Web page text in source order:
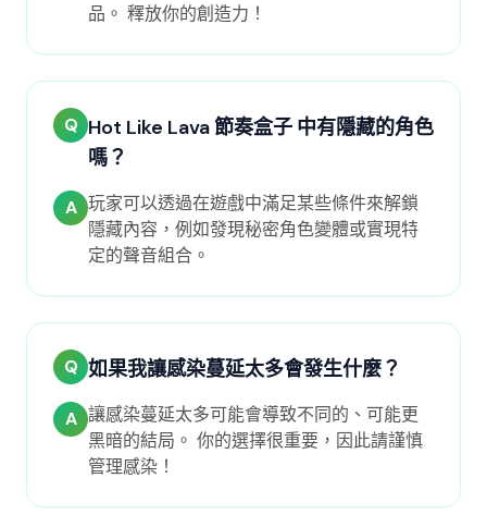
品。 釋放你的創造力！
Q Hot Like Lava 節奏盒子 中有隱藏的角色
嗎？
A 玩家可以透過在遊戲中滿足某些條件來解鎖
隱藏內容，例如發現秘密角色變體或實現特
定的聲音組合。
Q 如果我讓感染蔓延太多會發生什麼？
A 讓感染蔓延太多可能會導致不同的、可能更
黑暗的結局。 你的選擇很重要，因此請謹慎
管理感染！